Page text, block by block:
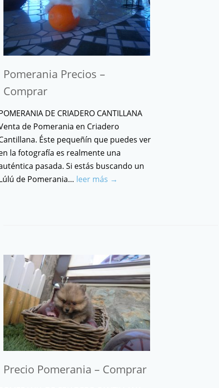
Pomerania Precios –
Comprar
DE CRIADERO CANTILLANA
de Pomerania en Criadero
Éste pequeñín que puedes ver
la fotografía es realmente una
pasada. Si estás buscando un
de Pomerania… leer más →
Precio Pomerania – Comprar